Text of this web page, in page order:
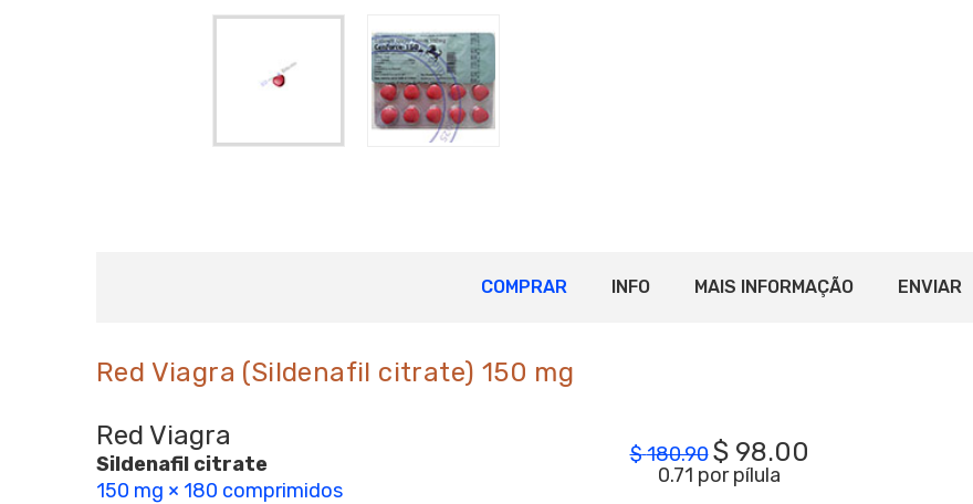
COMPRAR INFO MAIS INFORMAÇÃO ENVIAR
Red Viagra (Sildenafil citrate) 150 mg
Red Viagra
Sildenafil citrate
150 mg × 180 comprimidos
$180.90 $ 98.00
0.71 por pílula